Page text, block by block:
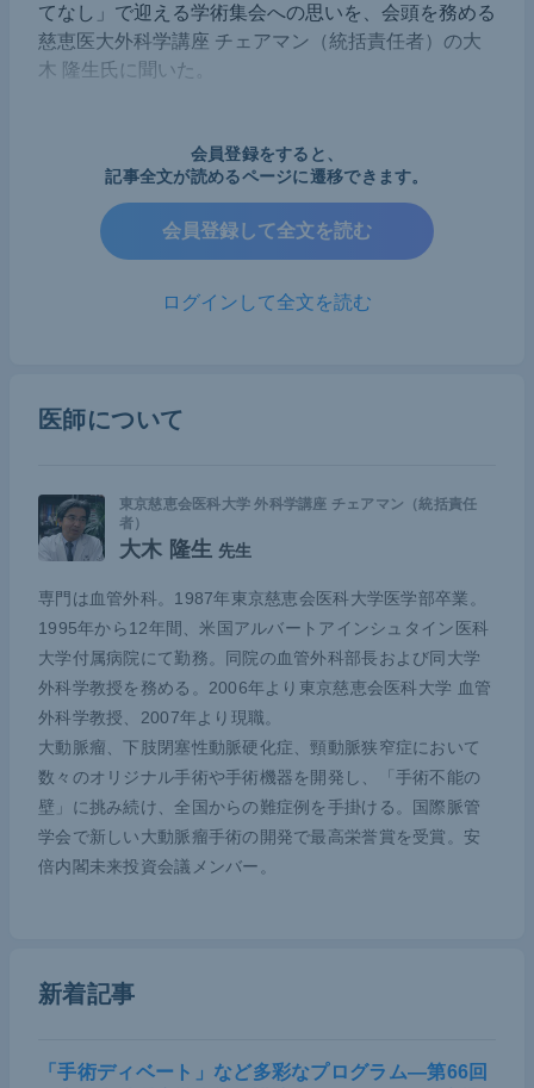
てなし」で迎える学術集会への思いを、会頭を務める
慈恵医大外科学講座 チェアマン（統括責任者）の大
木 隆生氏に聞いた。
慈恵医大一同「おもてなし」で迎える学
術集会
4年ぶりの本格現地開催（後日アーカイブ配信あり
恵医大一同の「おもてなし」を大切にしている。第
天」である。飛天に隣接したプールサイドでは連日
きそばなど屋台フードは食べ放題だ。コングレスバ
ッグも肩にかけやすく、上げ下ろしもしやすいよう
イベントや酒席での交流は、外科医同士の仲間意識
や帰属意識を醸成するために非常に重要だ。慈恵医
大の外科では、毎月「チェアマン夕食会」を実施。
新型コロナウイルス感染症（以下、新型コロナ）流
行以前までに144回実施しており、3年ぶりに今月
（2023年4月）再開する予定だ。また年に2回「大木
杯」と称したゴルフコンペや慰安旅行など、総勢30
1人の医局員が結束力を高めて一致団結できる機会
会員登録をすると、
記事全文が読めるページに遷移できます。
会員登録して全文を読む
ログインして全文を読む
医師について
東京慈恵会医科大学 外科学講座 チェアマン（統括責任
者）
大木 隆生 先生
専門は血管外科。1987年東京慈恵会医科大学医学部卒業。
1995年から12年間、米国アルバートアインシュタイン医科
大学付属病院にて勤務。同院の血管外科部長および同大学
外科学教授を務める。2006年より東京慈恵会医科大学 血管
外科学教授、2007年より現職。
大動脈瘤、下肢閉塞性動脈硬化症、頸動脈狭窄症において
数々のオリジナル手術や手術機器を開発し、「手術不能の
壁」に挑み続け、全国からの難症例を手掛ける。国際脈管
学会で新しい大動脈瘤手術の開発で最高栄誉賞を受賞。安
倍内閣未来投資会議メンバー。
新着記事
「手術ディベート」など多彩なプログラム―第66回